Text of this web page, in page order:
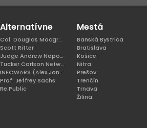
Alternatívne
Col. Douglas Macgregor, Ph.D
Scott Ritter
Judge Andrew Napolitano
Tucker Carlson Network
INFOWARS (Alex Jones)
Prof. Jeffrey Sachs
Re:Public
Mestá
Banská Bystrica
Bratislava
Košice
Nitra
Prešov
Trenčín
Trnava
Žilina